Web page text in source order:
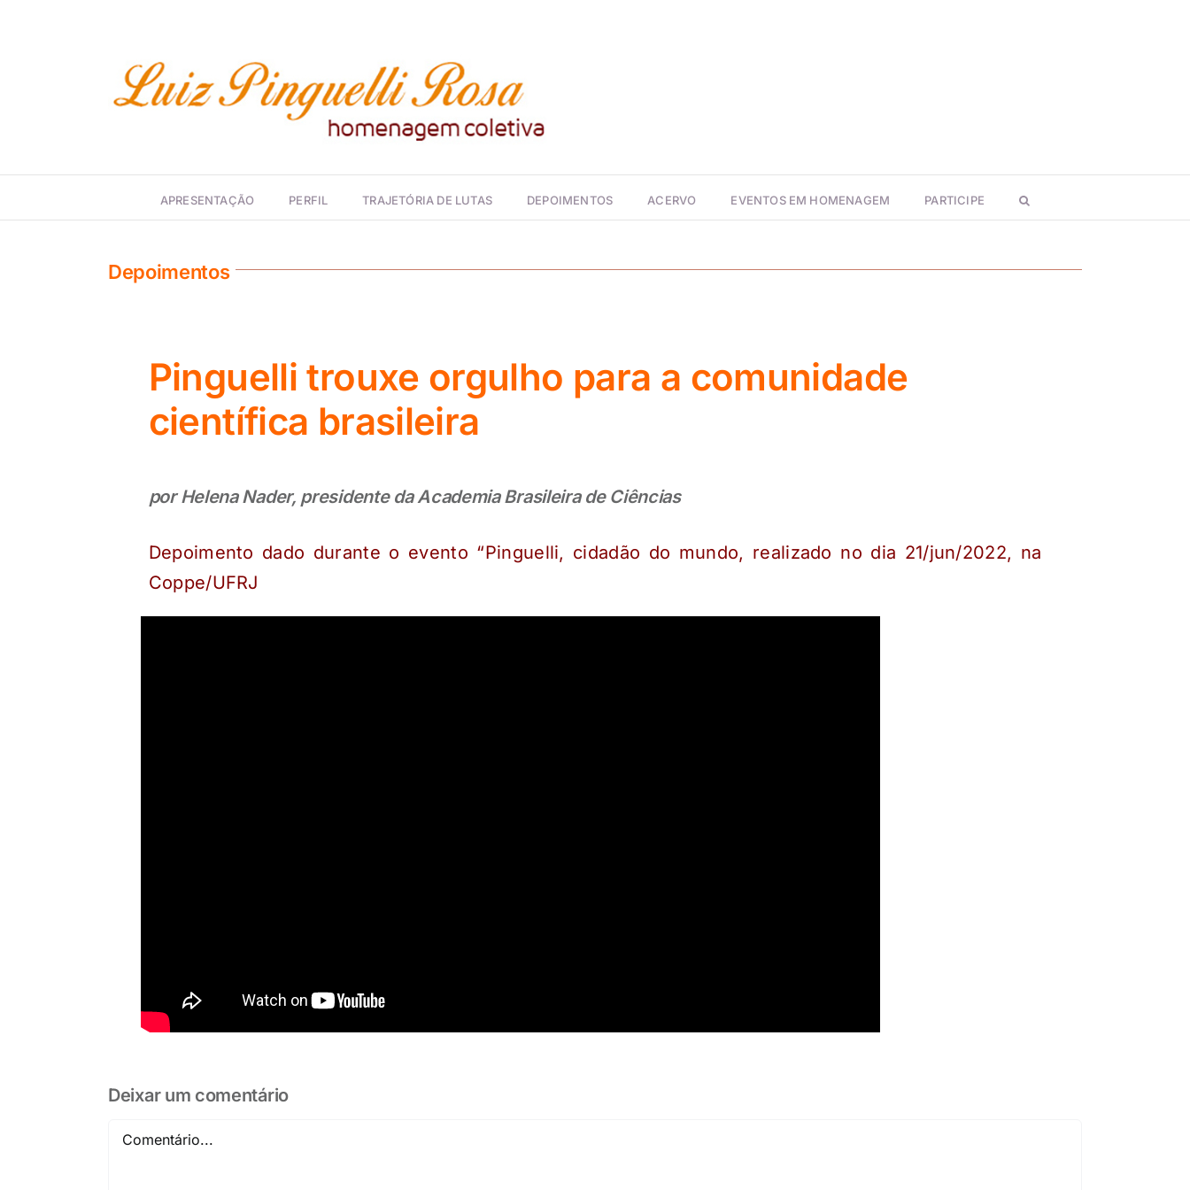
APRESENTAÇÃO PERFIL TRAJETÓRIA DE LUTAS DEPOIMENTOS ACERVO EVENTOS EM HOMENAGEM PARTICIPE
Depoimentos
Pinguelli trouxe orgulho para a comunidade
científica brasileira
por Helena Nader, presidente da Academia Brasileira de Ciências
Depoimento dado durante o evento “Pinguelli, cidadão do mundo, realizado no dia 21/jun/2022, na
Coppe/UFRJ
Deixar um comentário
Comentário